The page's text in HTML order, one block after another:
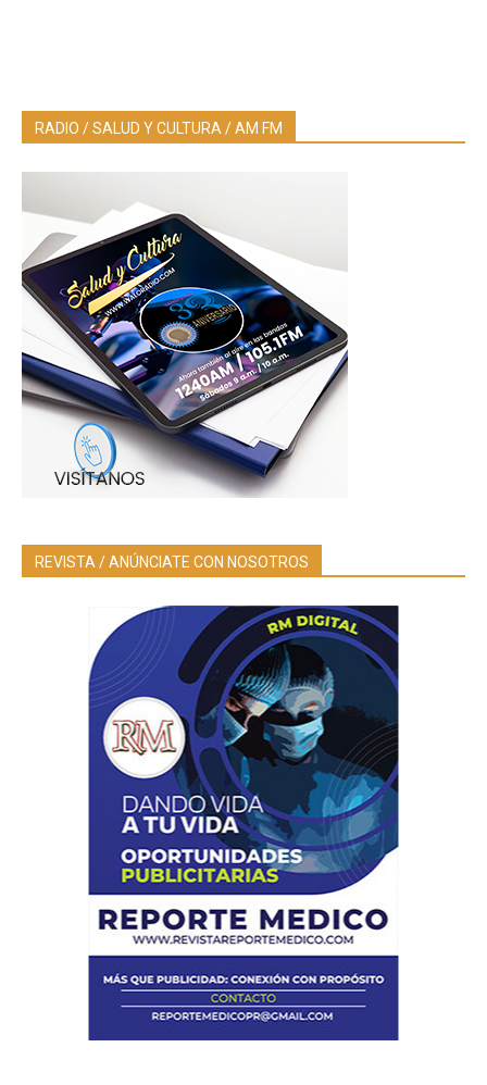
RADIO / SALUD Y CULTURA / AM FM
REVISTA / ANÚNCIATE CON NOSOTROS